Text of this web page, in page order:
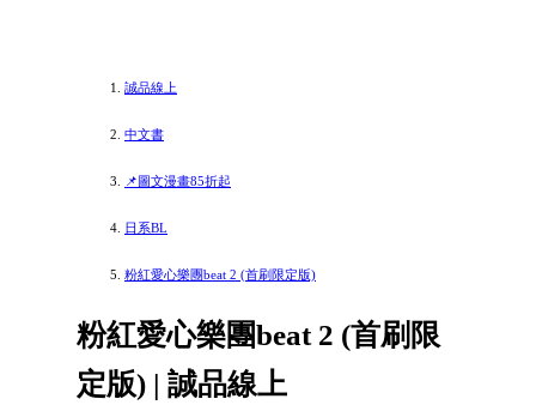
誠品線上
中文書
📌圖文漫畫85折起
日系BL
粉紅愛心樂團beat 2 (首刷限定版)
粉紅愛心樂團beat 2 (首刷限
定版) | 誠品線上